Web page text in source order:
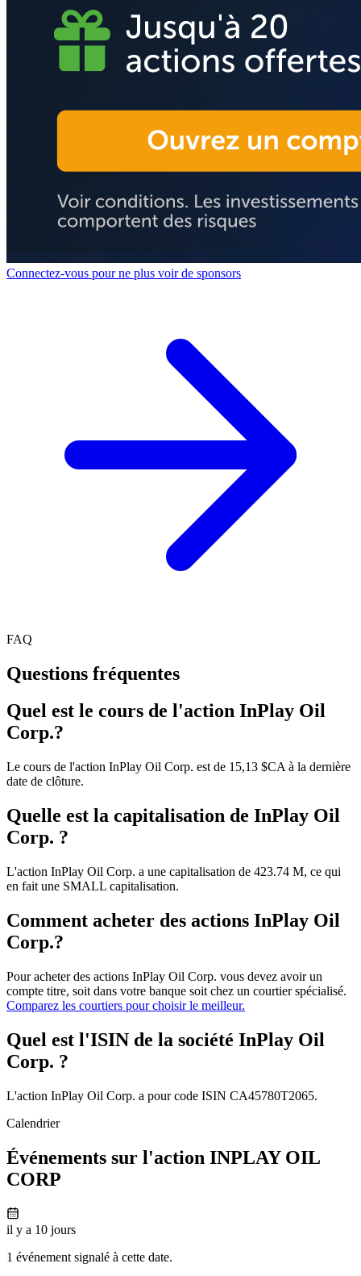
Connectez-vous pour ne plus voir de sponsors
FAQ
Questions fréquentes
Quel est le cours de l'action InPlay Oil
Corp.?
Le cours de l'action InPlay Oil Corp. est de 15,13 $CA à la dernière
date de clôture.
Quelle est la capitalisation de InPlay Oil
Corp. ?
L'action InPlay Oil Corp. a une capitalisation de 423.74 M, ce qui
en fait une SMALL capitalisation.
Comment acheter des actions InPlay Oil
Corp.?
Pour acheter des actions InPlay Oil Corp. vous devez avoir un
compte titre, soit dans votre banque soit chez un courtier spécialisé.
Comparez les courtiers pour choisir le meilleur.
Quel est l'ISIN de la société InPlay Oil
Corp. ?
L'action InPlay Oil Corp. a pour code ISIN CA45780T2065.
Calendrier
Événements sur l'action INPLAY OIL
CORP
il y a 10 jours
1 événement signalé à cette date.